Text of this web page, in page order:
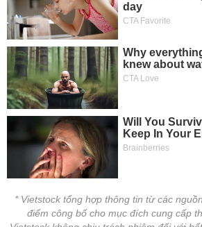
* Vietstock tổng hợp thông tin từ các
điểm công bố cho mục đích cung cấp